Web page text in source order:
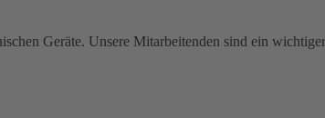
Geräte. Unsere Mitarbeitenden sind ein wichtiger